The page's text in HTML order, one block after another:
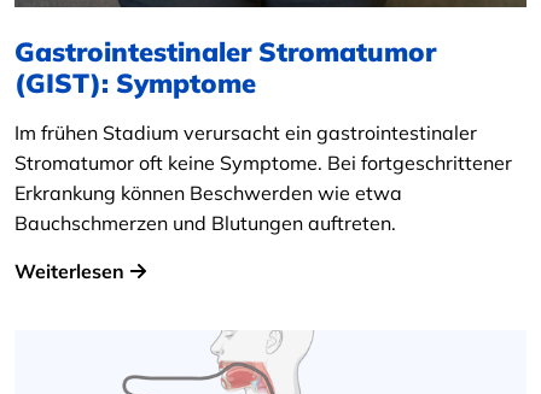
Gastrointestinaler Stromatumor
(GIST): Symptome
Im frühen Stadium verursacht ein gastrointestinaler
Stromatumor oft keine Symptome. Bei fortgeschrittener
Erkrankung können Beschwerden wie etwa
Bauchschmerzen und Blutungen auftreten.
Weiterlesen